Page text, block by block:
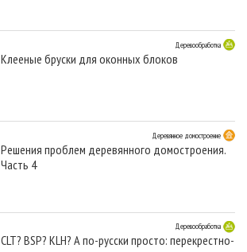
Деревообработка
Клееные бруски для оконных блоков
Деревянное домостроение
Решения проблем деревянного домостроения.
Часть 4
Деревообработка
CLT? BSP? KLH? А по-русски просто: перекрестно-